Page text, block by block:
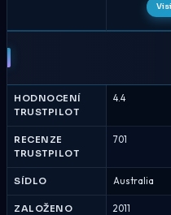
Securities
FXOpen
brokerů
Srpen
2026
HODNOCENÍ
TRUSTPILOT
4.4
RECENZE
TRUSTPILOT
701
SÍDLO Australia
ZALOŽENO 2011